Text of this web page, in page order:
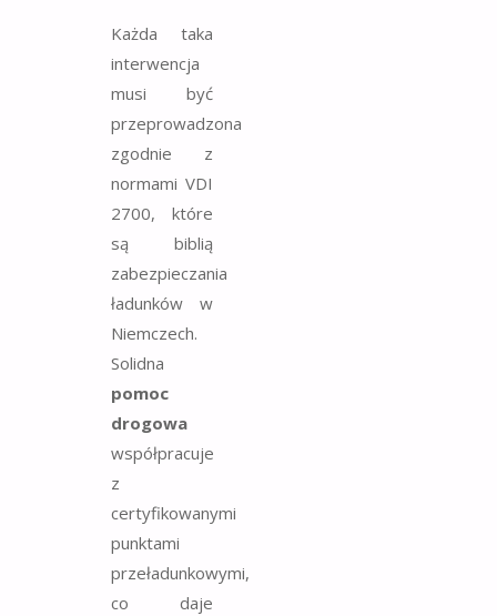
Każda taka
interwencja
musi być
przeprowadzona
zgodnie z
normami VDI
2700, które
są biblią
zabezpieczania
ładunków w
Niemczech.
Solidna
pomoc
drogowa
współpracuje
z
certyfikowanymi
punktami
przeładunkowymi,
co daje